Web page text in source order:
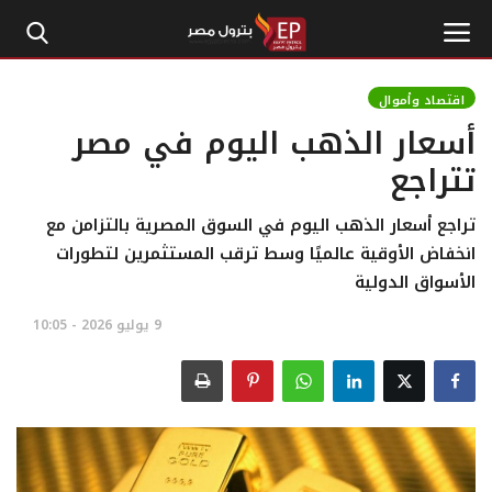
الرئيسية
إتصل بنا
بترول
اقتصاد وأموال
طاقة
اقتصاد وأموال
أسعار الذهب اليوم في مصر
تتراجع
تراجع أسعار الذهب اليوم في السوق المصرية بالتزامن مع
انخفاض الأوقية عالميًا وسط ترقب المستثمرين لتطورات
الأسواق الدولية
9 يوليو 2026 - 10:05